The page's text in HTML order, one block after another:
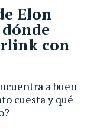
a buen
cuesta y qué
Elon
con